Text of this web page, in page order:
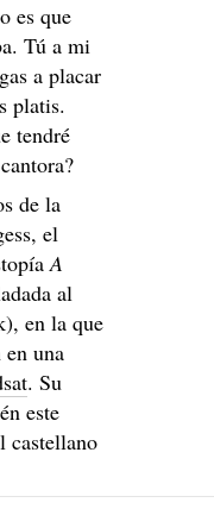
es que
Tú a mi
a placar
platis.
tendré
de la
el
A
al
en la que
en una
. Su
este
castellano